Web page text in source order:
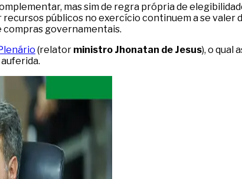
mas sim de regra própria de
públicos no exercício continuem a se valer
compras governamentais.
(relator ministro Jhonatan de Jesus), o qual